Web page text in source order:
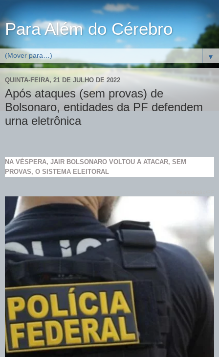
Para Além do Cérebro
▼
QUINTA-FEIRA, 21 DE JULHO DE 2022
Após ataques (sem provas) de
Bolsonaro, entidades da PF defendem
urna eletrônica
NA VÉSPERA, JAIR BOLSONARO VOLTOU A ATACAR, SEM
PROVAS, O SISTEMA ELEITORAL